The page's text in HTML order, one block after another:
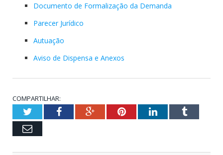
Documento de Formalização da Demanda
Parecer Jurídico
Autuação
Aviso de Dispensa e Anexos
COMPARTILHAR:
TwitterFacebookGoogle+PinterestLinkedInTumblr
Email